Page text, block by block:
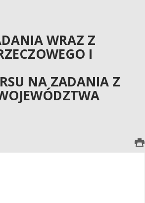
WRAZ Z
I
NA ZADANIA Z